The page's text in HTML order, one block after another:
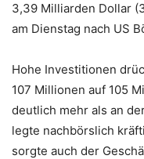
3,39 Milliarden Dollar
am Dienstag nach US
Hohe Investitionen
107 Millionen auf 105
deutlich mehr als an
legte nachbörslich
sorgte auch der